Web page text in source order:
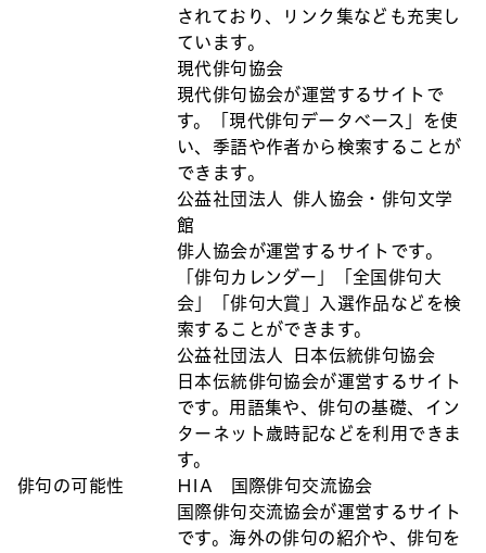
俳句の可能性
されており、リンク集なども充実し
ています。
現代俳句協会
現代俳句協会が運営するサイトで
す。「現代俳句データベース」を使
い、季語や作者から検索することが
できます。
公益社団法人 俳人協会・俳句文学
館
俳人協会が運営するサイトです。
「俳句カレンダー」「全国俳句大
会」「俳句大賞」入選作品などを検
索することができます。
公益社団法人 日本伝統俳句協会
日本伝統俳句協会が運営するサイト
です。用語集や、俳句の基礎、イン
ターネット歳時記などを利用できま
す。
HIA 国際俳句交流協会
国際俳句交流協会が運営するサイト
です。海外の俳句の紹介や、俳句を